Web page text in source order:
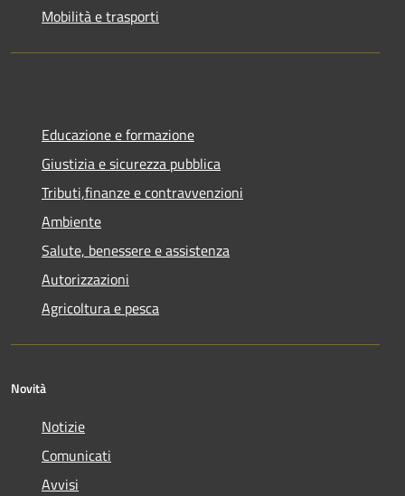
Mobilità e trasporti
Educazione e formazione
Giustizia e sicurezza pubblica
Tributi,finanze e contravvenzioni
Ambiente
Salute, benessere e assistenza
Autorizzazioni
Agricoltura e pesca
Novità
Notizie
Comunicati
Avvisi